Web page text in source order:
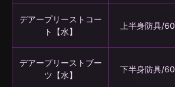
デアープリーストコー
ト【水】
上半身防具/60
デアープリーストブー
ツ【水】
下半身防具/60